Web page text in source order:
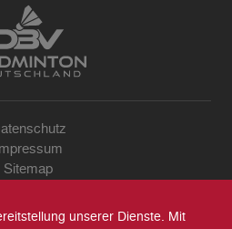
Sitemap
Archiv
unserer Dienste. Mit